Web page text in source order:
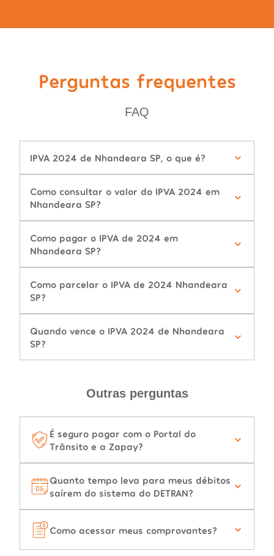
Perguntas frequentes
FAQ
IPVA 2024 de Nhandeara SP, o que é?
Como consultar o valor do IPVA 2024 em
Nhandeara SP?
Como pagar o IPVA de 2024 em
Nhandeara SP?
Como parcelar o IPVA de 2024 Nhandeara
SP?
Quando vence o IPVA 2024 de Nhandeara
SP?
Outras perguntas
É seguro pagar com o Portal do
Trânsito e a Zapay?
Quanto tempo leva para meus débitos
saírem do sistema do DETRAN?
Como acessar meus comprovantes?